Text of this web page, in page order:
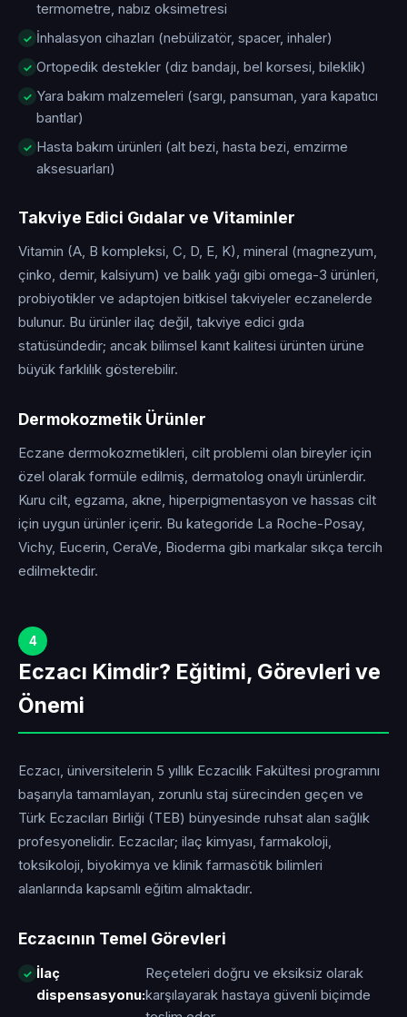
termometre, nabız oksimetresi
İnhalasyon cihazları (nebülizatör, spacer, inhaler)
Ortopedik destekler (diz bandajı, bel korsesi, bileklik)
Yara bakım malzemeleri (sargı, pansuman, yara kapatıcı
bantlar)
Hasta bakım ürünleri (alt bezi, hasta bezi, emzirme
aksesuarları)
Takviye Edici Gıdalar ve Vitaminler
Vitamin (A, B kompleksi, C, D, E, K), mineral (magnezyum,
çinko, demir, kalsiyum) ve balık yağı gibi omega-3 ürünleri,
probiyotikler ve adaptojen bitkisel takviyeler eczanelerde
bulunur. Bu ürünler ilaç değil, takviye edici gıda
statüsündedir; ancak bilimsel kanıt kalitesi ürünten ürüne
büyük farklılık gösterebilir.
Dermokozmetik Ürünler
Eczane dermokozmetikleri, cilt problemi olan bireyler için
özel olarak formüle edilmiş, dermatolog onaylı ürünlerdir.
Kuru cilt, egzama, akne, hiperpigmentasyon ve hassas cilt
için uygun ürünler içerir. Bu kategoride La Roche-Posay,
Vichy, Eucerin, CeraVe, Bioderma gibi markalar sıkça tercih
edilmektedir.
4
Eczacı Kimdir? Eğitimi, Görevleri ve
Önemi
Eczacı, üniversitelerin 5 yıllık Eczacılık Fakültesi programını
başarıyla tamamlayan, zorunlu staj sürecinden geçen ve
Türk Eczacıları Birliği (TEB) bünyesinde ruhsat alan sağlık
profesyonelidir. Eczacılar; ilaç kimyası, farmakoloji,
toksikoloji, biyokimya ve klinik farmasötik bilimleri
alanlarında kapsamlı eğitim almaktadır.
Eczacının Temel Görevleri
İlaç
dispensasyonu:
Reçeteleri doğru ve eksiksiz olarak
karşılayarak hastaya güvenli biçimde